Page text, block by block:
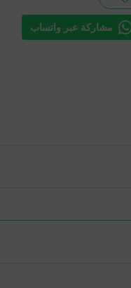
مشاركة عبر واتساب